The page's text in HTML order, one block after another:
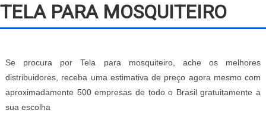
TELA PARA MOSQUITEIRO
Se procura por Tela para mosquiteiro, ache os melhores
distribuidores, receba uma estimativa de preço agora mesmo com
aproximadamente 500 empresas de todo o Brasil gratuitamente a
sua escolha